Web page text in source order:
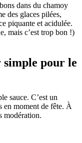
dans du chamoy
des glaces pilées,
piquante et acidulée.
mais c’est trop bon !)
simple pour le
sauce. C’est un
en moment de fête. À
modération.